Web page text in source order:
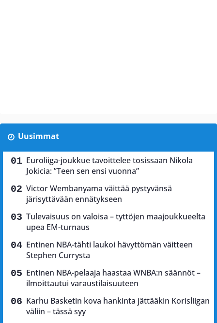
Uusimmat
Euroliiga-joukkue tavoittelee tosissaan Nikola
Jokicia: ”Teen sen ensi vuonna”
Victor Wembanyama väittää pystyvänsä
järisyttävään ennätykseen
Tulevaisuus on valoisa – tyttöjen maajoukkueelta
upea EM-turnaus
Entinen NBA-tähti laukoi hävyttömän väitteen
Stephen Currysta
Entinen NBA-pelaaja haastaa WNBA:n säännöt –
ilmoittautui varaustilaisuuteen
Karhu Basketin kova hankinta jättääkin Korisliigan
väliin – tässä syy